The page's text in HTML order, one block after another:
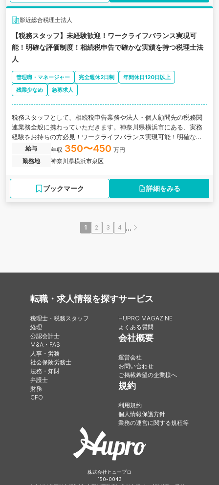
影近総合税理士法人
【税務スタッフ】未経験歓迎！ワークライフバランス実現可
能！明確な評価制度！相続税申告で確かな実績を持つ税理士法
人
管理職・マネージャー 完全週休2日制
年間休日120日以上
残業少なめ
急募求人
税務スタッフとして、相続税申告業務や法人・個人顧問先の税務関
連業務全般に携わっていただきます。神奈川県横浜市にある、実務
経験をお持ちの方必見！ワークライフバランス実現可能！明確な評
価制度！相続税申告で確かな実績を持つ税理士法人の求人です。
給与 年収 350〜450 万円
勤務地
神奈川県横浜市泉区
ブックマーク 詳細をみる
1 2 3 4 ...
転職・求人情報を探す
税理士・税務スタッフ
経理
公認会計士
M&A・FAS
人事・労務
社会保険労務士
法務・知財
弁護士
財務
CFO
サービス
HUPRO MAGAZINE
よくある質問
会社概要
運営会社
お問い合わせ
ご掲載希望の企業様へ
規約
利用規約
個人情報保護方針
業務の運営に関する規程等
株式会社ヒュープロ
150-0043